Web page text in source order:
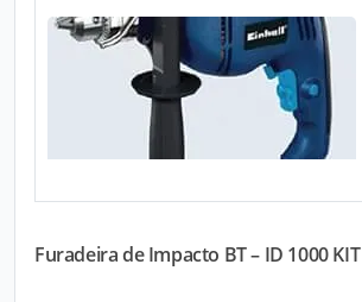
Furadeira de Impacto BT – ID 1000 KIT